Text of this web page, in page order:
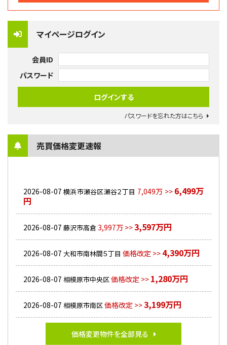
マイページログイン
会員ID
パスワード
パスワードを忘れた方はこちら
売買価格変更速報
2026-08-07 横浜市瀬谷区瀬谷２丁目 7,049万 >> 6,499万
円
2026-08-07 藤沢市高倉3,997万 >>3,597万円
2026-08-07 大和市南林間５丁目 価格改定 >> 4,390万円
2026-08-07 相模原市中央区価格改定 >> 1,280万円
2026-08-07 相模原市南区価格改定 >>3,199万円
価格変更物件を全部見る